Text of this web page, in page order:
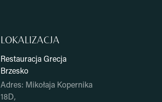
LOKALIZACJA
Restauracja Grecja
Brzesko
Adres: Mikołaja Kopernika
18D,